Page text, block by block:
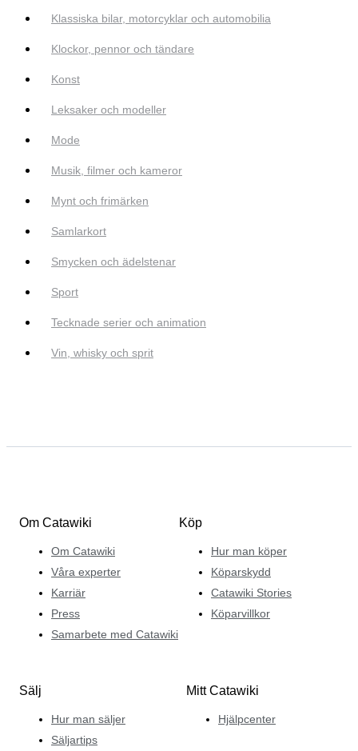
Klassiska bilar, motorcyklar och automobilia
Klockor, pennor och tändare
Konst
Leksaker och modeller
Mode
Musik, filmer och kameror
Mynt och frimärken
Samlarkort
Smycken och ädelstenar
Sport
Tecknade serier och animation
Vin, whisky och sprit
Om Catawiki
Om Catawiki
Våra experter
Karriär
Press
Samarbete med Catawiki
Köp
Hur man köper
Köparskydd
Catawiki Stories
Köparvillkor
Sälj
Hur man säljer
Säljartips
Mitt Catawiki
Hjälpcenter